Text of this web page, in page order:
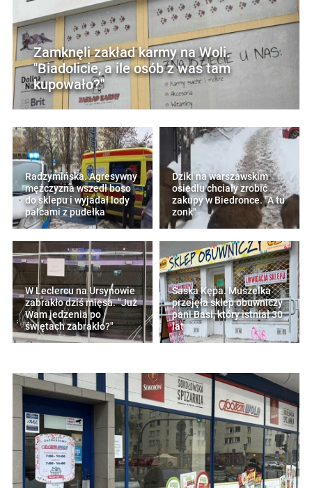
Zamknęli zakład karmy na Woli.
"Biadolicie, a ile osób z was tam
kupowało?"
Radzymińska. Agresywny
mężczyzna wszedł boso
do sklepu i wyjadał lody
palcami z pudełka
Dziki na warszawskim
osiedlu chciały zrobić
zakupy w Biedronce. "A tu
zonk"
W Leclercu na Ursynowie
zabrakło dziś mięsa. "Już
Wam jedzenia po
świętach zabrakło?"
Saska Kępa. Muszelka
przejęła sklep obuwniczy
pani Basi, który istniał 30
lat